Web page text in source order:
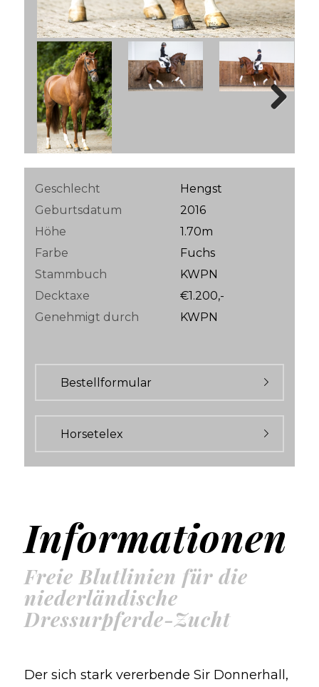
Geschlecht
Hengst
Geburtsdatum
2016
Höhe
1.70m
Farbe
Fuchs
Stammbuch
KWPN
Decktaxe
€1.200,-
Genehmigt durch
KWPN
Bestellformular
Horsetelex
Informationen
Freie Blutlinien für die
niederländische
Dressurpferde-Zucht
Der sich stark vererbende Sir Donnerhall,